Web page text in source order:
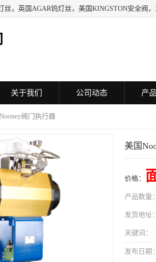
关于我们 公司动态 产
阀门执行器
美国
价格：
产品数量：
发货地址：
关键词：
发布日期：